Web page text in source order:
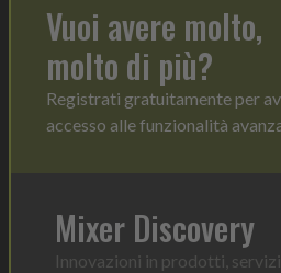
Vuoi avere molto,
molto di più?
Registrati gratuitamente per
accesso alle funzionalità
Mixer Discovery
Innovazioni in prodotti,